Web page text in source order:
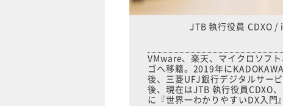
JTB 執行役員 CDXO /
VMware、楽天、マイクロソフ
ゴへ移籍。2019年に
後、三菱UFJ銀行デジタルサー
後、現在はJTB 執行役員CDXO
に『世界一わかりやすいDX入門